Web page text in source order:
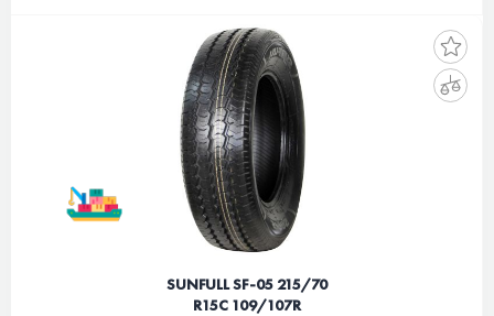
SUNFULL SF-05 215/70
R15C 109/107R